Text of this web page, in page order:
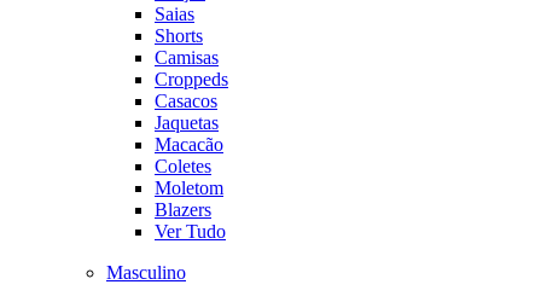
Saias
Shorts
Camisas
Croppeds
Casacos
Jaquetas
Macacão
Coletes
Moletom
Blazers
Ver Tudo
Masculino